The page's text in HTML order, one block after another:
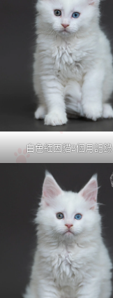
白色緬因貓2個月記錄